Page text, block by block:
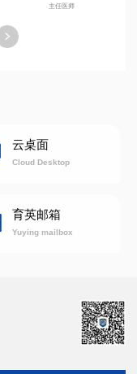
主任医师
云桌面
Cloud Desktop
育英邮箱
Yuying mailbox